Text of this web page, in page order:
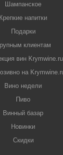
Шампанское
Крепкие напитки
Подарки
клиентам
вин Krymwine.ru
на
Вино недели
Пиво
Винный базар
Новинки
Скидки